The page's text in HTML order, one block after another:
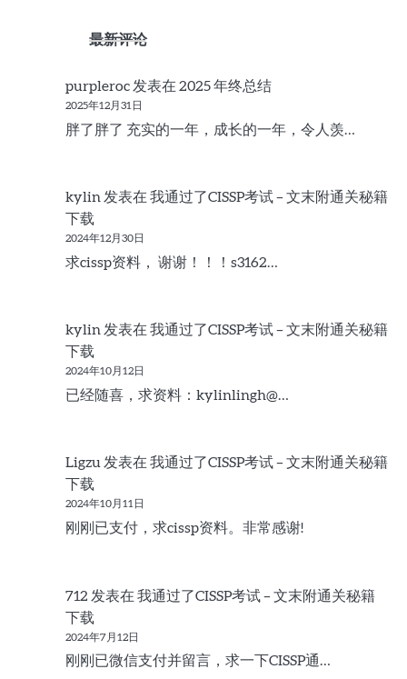
最新评论
purpleroc 发表在 2025 年终总结
2025年12月31日
胖了胖了 充实的一年，成长的一年，令人羡…
kylin 发表在 我通过了CISSP考试 – 文末附通关秘籍
下载
2024年12月30日
求cissp资料， 谢谢！！！s3162…
kylin发表在 我通过了CISSP考试 – 文末附通关秘籍
下载
2024年10月12日
已经随喜，求资料：kylinlingh@…
Ligzu发表在 我通过了CISSP考试 – 文末附通关秘籍
下载
2024年10月11日
刚刚已支付，求cissp资料。非常感谢!
712 发表在 我通过了CISSP考试 – 文末附通关秘籍
下载
2024年7月12日
刚刚已微信支付并留言，求一下CISSP通…